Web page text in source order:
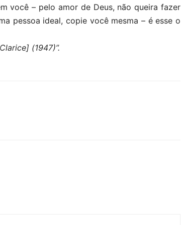
você – pelo amor de Deus, não queira fazer
pessoa ideal, copie você mesma – é esse o
(1947)”.